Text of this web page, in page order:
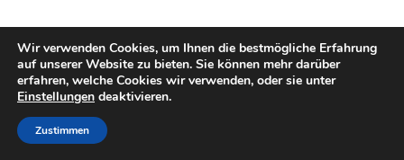
Wir verwenden Cookies, um Ihnen die bestmögliche Erfahrung
auf unserer Website zu bieten. Sie können mehr darüber
erfahren, welche Cookies wir verwenden, oder sie unter
Einstellungen deaktivieren.
Zustimmen